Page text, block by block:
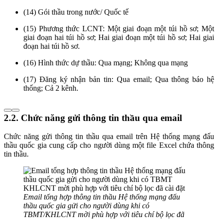
(14) Gói thầu trong nước/ Quốc tế
(15) Phương thức LCNT: Một giai đoạn một túi hồ sơ; Một
giai đoạn hai túi hồ sơ; Hai giai đoạn một túi hồ sơ; Hai giai
đoạn hai túi hồ sơ.
(16) Hình thức dự thầu: Qua mạng; Không qua mạng
(17) Đăng ký nhận bản tin: Qua email; Qua thông báo hệ
thống; Cả 2 kênh.
2.2. Chức năng gửi thông tin thầu qua email
Chức năng gửi thông tin thầu qua email trên Hệ thống mạng đấu
thầu quốc gia cung cấp cho người dùng một file Excel chứa thông
tin thầu.
Email tổng hợp thông tin thầu Hệ thống mạng đấu
thầu quốc gia gửi cho người dùng khi có
TBMT/KHLCNT mời phù hợp với tiêu chí bộ lọc đã